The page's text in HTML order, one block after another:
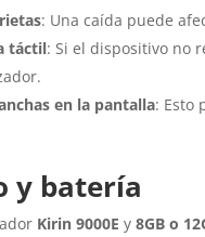
: Una caída puede
táctil: Si el dispositivo no
en la pantalla: Esto
y batería
Kirin 9000E y8GB o